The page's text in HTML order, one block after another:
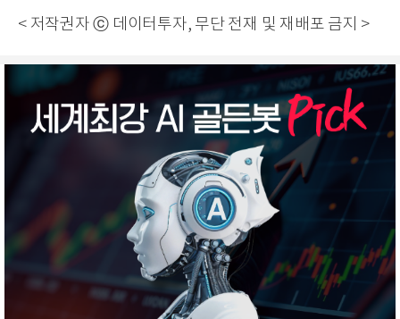
< 저작권자 ⓒ 데이터투자, 무단 전재 및 재배포 금지 >